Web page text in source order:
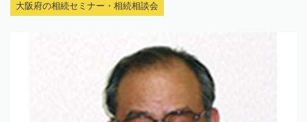
大阪府の相続セミナー・相続相談会